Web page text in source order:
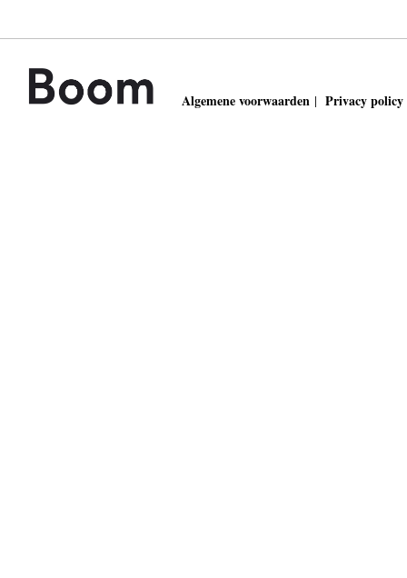
Algemene voorwaarden | Privacy policy